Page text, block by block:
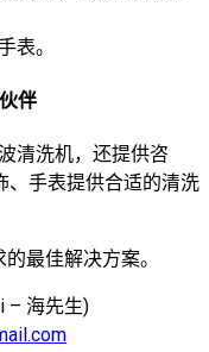
表。
伴
清洗机，还提供咨
、手表提供合适的清洗
最佳解决方案。
– 海先生)